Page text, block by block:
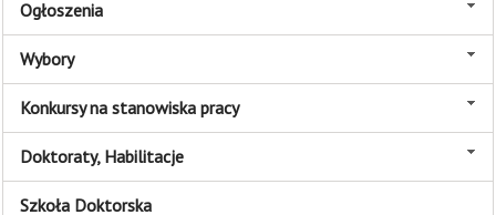
Ogłoszenia
Wybory
Konkursy na stanowiska pracy
Doktoraty, Habilitacje
Szkoła Doktorska